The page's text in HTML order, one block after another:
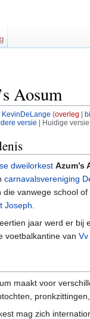
Aosum
KevinDeLange (overleg
versie | Huidige
dweilorkest Azum’s
carnavalsvereniging
die vanwege school
Joseph
jaar werd er bij
voetbalkantine van Vv
maakt voor
mag zich